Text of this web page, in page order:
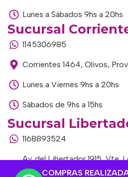
COMPRAS
Lunes a Sábados 9hs a 20hs
Sucursal
1145306985
Corrientes 1464, Olivos,
Lunes a Viernes 9hs a 20hs
Sábados de 9hs a 15hs
Sucursal
1168893524
Av. del Libertador 1915, Vte.
Buenos Aires